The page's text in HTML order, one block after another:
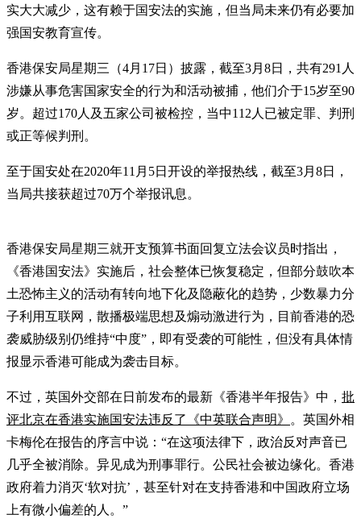
实大大减少，这有赖于国安法的实施，但当局未来仍有必要加
强国安教育宣传。
香港保安局星期三（4月17日）披露，截至3月8日，共有291人
涉嫌从事危害国家安全的行为和活动被捕，他们介于15岁至90
岁。超过170人及五家公司被检控，当中112人已被定罪、判刑
或正等候判刑。
至于国安处在2020年11月5日开设的举报热线，截至3月8日，
当局共接获超过70万个举报讯息。
香港保安局星期三就开支预算书面回复立法会议员时指出，
《香港国安法》实施后，社会整体已恢复稳定，但部分鼓吹本
土恐怖主义的活动有转向地下化及隐蔽化的趋势，少数暴力分
子利用互联网，散播极端思想及煽动激进行为，目前香港的恐
袭威胁级别仍维持“中度”，即有受袭的可能性，但没有具体情
报显示香港可能成为袭击目标。
不过，英国外交部在日前发布的最新《香港半年报告》中， 批
评北京在香港实施国安法违反了《中英联合声明》
。英国外相
卡梅伦在报告的序言中说：“在这项法律下，政治反对声音已
几乎全被消除。异见成为刑事罪行。公民社会被边缘化。香港
政府着力消灭‘软对抗’，甚至针对在支持香港和中国政府立场
上有微小偏差的人。”